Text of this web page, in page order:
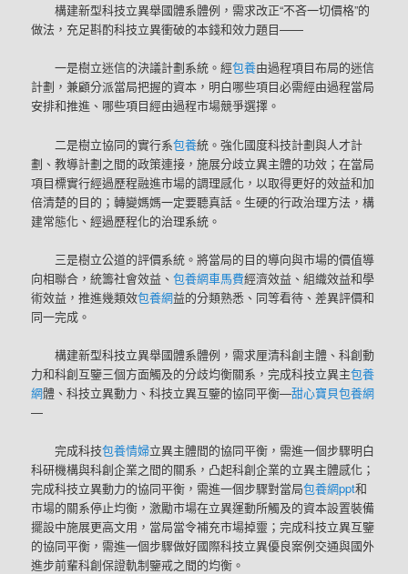
構建新型科技立異舉國體系體例，需求改正“不吝一切價格”的
做法，充足斟酌科技立異衝破的本錢和效力題目——
一是樹立迷信的決議計劃系統。經包養由過程項目布局的迷信
計劃，兼顧分派當局把握的資本，明白哪些項目必需經由過程當局
安排和推進、哪些項目經由過程市場競爭選擇。
二是樹立協同的實行系包養統。強化國度科技計劃與人才計
劃、教導計劃之間的政策連接，施展分歧立異主體的功效；在當局
項目標實行經過歷程融進市場的調理感化，以取得更好的效益和加
倍清楚的目的；轉變媽媽一定要聽真話。生硬的行政治理方法，構
建常態化、經過歷程化的治理系統。
三是樹立公道的評價系統。將當局的目的導向與市場的價值導
向相聯合，統籌社會效益、包養網車馬費經濟效益、組織效益和學
術效益，推進幾類效包養網益的分類熟悉、同等看待、差異評價和
同一完成。
構建新型科技立異舉國體系體例，需求厘清科創主體、科創動
力和科創互鑒三個方面觸及的分歧均衡關系，完成科技立異主包養
網體、科技立異動力、科技立異互鑒的協同平衡—甜心寶貝包養網
—
完成科技包養情婦立異主體間的協同平衡，需進一個步驟明白
科研機構與科創企業之間的關系，凸起科創企業的立異主體感化；
完成科技立異動力的協同平衡，需進一個步驟對當局包養網ppt和
市場的關系停止均衡，激勵市場在立異運動所觸及的資本設置裝備
擺設中施展更高文用，當局當令補充市場掉靈；完成科技立異互鑒
的協同平衡，需進一個步驟做好國際科技立異優良案例交通與國外
進步前輩科創保證軌制鑒戒之間的均衡。